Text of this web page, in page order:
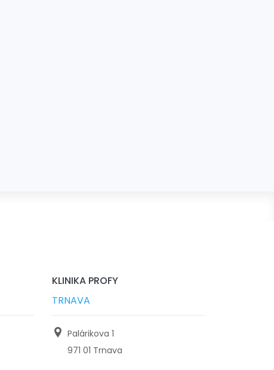
KLINIKA PROFY
TRNAVA
Palárikova 1
971 01 Trnava